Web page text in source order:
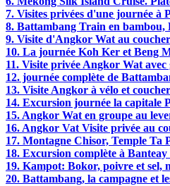
7. Visites privées d'une journée à
8. Battambang Train en bambou,
9. Visite d'Angkor Wat au
10. La journée Koh Ker et Beng
11. Visite privée Angkor Wat avec
12. journée complète de
13. Visite Angkor à vélo et
14. Excursion journée la capitale
15. Angkor Wat en groupe au
16. Angkor Vat Visite privée au
17. Montagne Chisor, Temple Ta
18. Excursion complète à Banteay
19. Kampot: Bokor, poivre et sel,
20. Battambang, la campagne et